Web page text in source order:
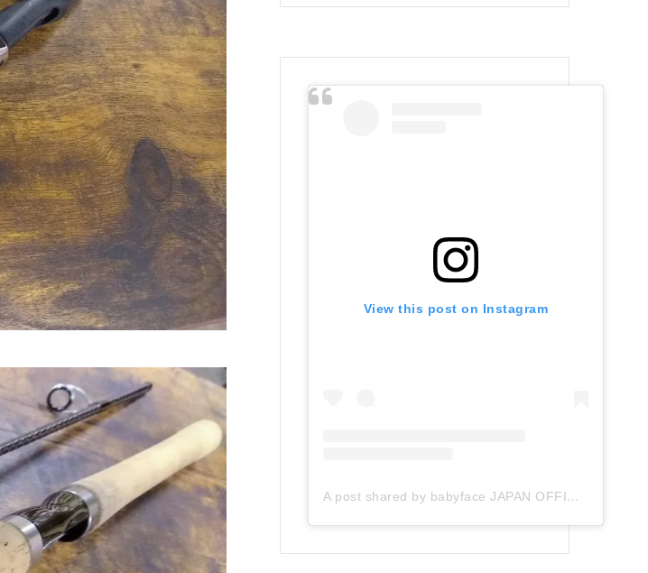
View this post on Instagram
A post shared by babyface JAPAN OFFICIAL (@babyface_japan)